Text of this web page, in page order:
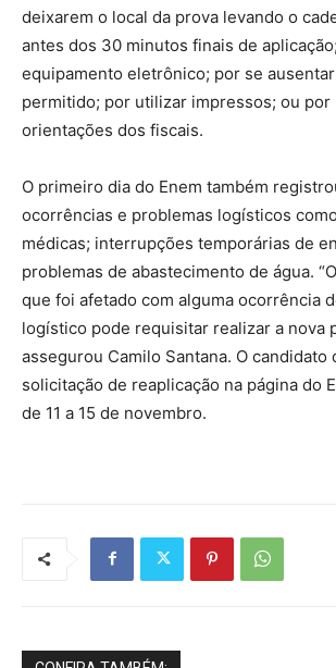
deixarem o local da prova levando o
antes dos 30 minutos finais de
equipamento eletrônico; por se
permitido; por utilizar impressos; ou por
orientações dos fiscais.
O primeiro dia do Enem também
ocorrências e problemas logísticos
médicas; interrupções temporárias de
problemas de abastecimento de água.
que foi afetado com alguma ocorrência
logístico pode requisitar realizar a nova
assegurou Camilo Santana. O candidato
solicitação de reaplicação na página do
de 11 a 15 de novembro.